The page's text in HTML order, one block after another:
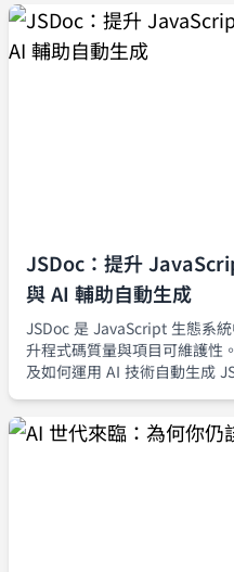
JSDoc：提升
與 AI 輔助自動生成
JSDoc 是 JavaScript 生態系
升程式碼質量與項目可維護性
及如何運用 AI 技術自動生成